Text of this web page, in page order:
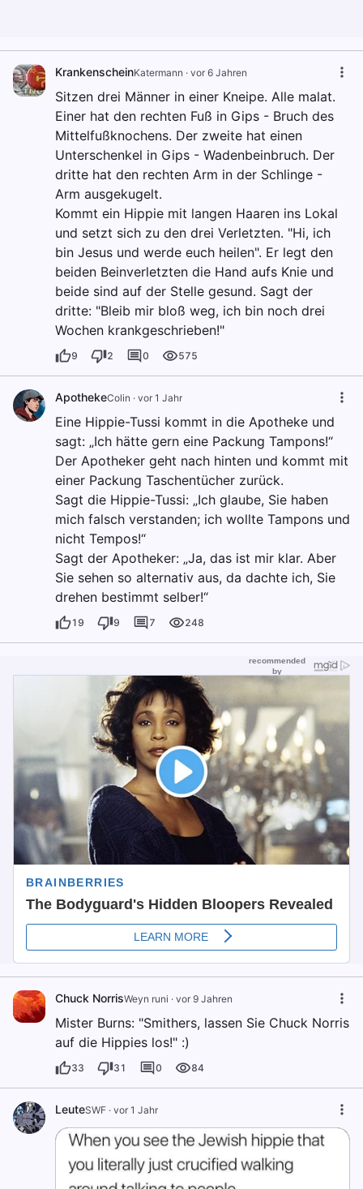
KrankenscheinKatermann · vor 6 Jahren
Sitzen drei Männer in einer Kneipe. Alle malat.
Einer hat den rechten Fuß in Gips - Bruch des
Mittelfußknochens. Der zweite hat einen
Unterschenkel in Gips - Wadenbeinbruch. Der
dritte hat den rechten Arm in der Schlinge -
Arm ausgekugelt.
Kommt ein Hippie mit langen Haaren ins Lokal
und setzt sich zu den drei Verletzten. "Hi, ich
bin Jesus und werde euch heilen". Er legt den
beiden Beinverletzten die Hand aufs Knie und
beide sind auf der Stelle gesund. Sagt der
dritte: "Bleib mir bloß weg, ich bin noch drei
Wochen krankgeschrieben!"
9 2 0 575
ApothekeColin · vor 1 Jahr
Eine Hippie-Tussi kommt in die Apotheke und
sagt: „Ich hätte gern eine Packung Tampons!“
Der Apotheker geht nach hinten und kommt mit
einer Packung Taschentücher zurück.
Sagt die Hippie-Tussi: „Ich glaube, Sie haben
mich falsch verstanden; ich wollte Tampons und
nicht Tempos!“
Sagt der Apotheker: „Ja, das ist mir klar. Aber
Sie sehen so alternativ aus, da dachte ich, Sie
drehen bestimmt selber!“
19 9 7 248
Chuck NorrisWeyn runi · vor 9 Jahren
Mister Burns: "Smithers, lassen Sie Chuck Norris
auf die Hippies los!" :)
33 31 0 84
LeuteSWF · vor 1 Jahr